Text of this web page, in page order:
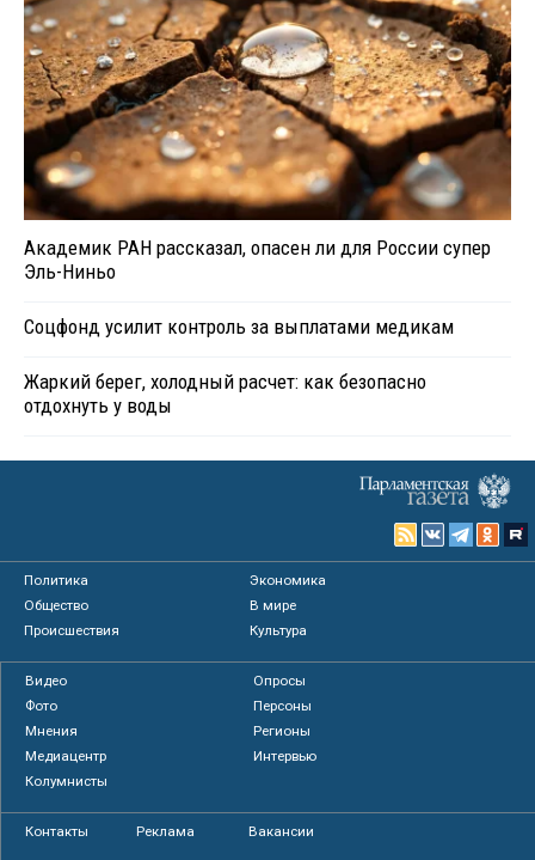
Академик РАН рассказал, опасен ли для России супер
Эль-Ниньо
Соцфонд усилит контроль за выплатами медикам
Жаркий берег, холодный расчет: как безопасно
отдохнуть у воды
Политика
Экономика
Общество
В мире
Происшествия
Культура
Видео
Опросы
Фото
Персоны
Мнения
Регионы
Медиацентр
Интервью
Колумнисты
Контакты Реклама Вакансии